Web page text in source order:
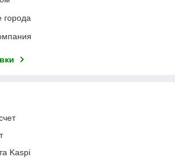
города
Kaspi